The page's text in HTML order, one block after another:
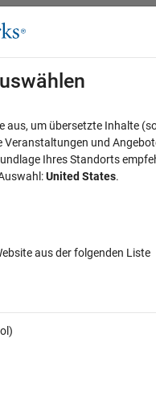
Niederlassungen
Off-Canvas-
aus, um übersetzte Inhalte
Veranstaltungen und
Ihres Standorts
United States.
aus der folgenden Liste